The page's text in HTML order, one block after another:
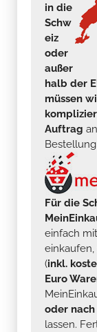
in die
Schw
eiz
oder
außer
halb der
müssen
Auftrag
Für die
einfach
(inkl.
Euro
oder
lassen.